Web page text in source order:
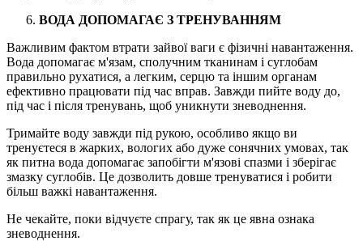
ВОДА ДОПОМАГАЄ З ТРЕНУВАННЯМ
Важливим фактом втрати зайвої ваги є фізичні навантаження.
Вода допомагає м'язам, сполучним тканинам і суглобам
правильно рухатися, а легким, серцю та іншим органам
ефективно працювати під час вправ. Завжди пийте воду до,
під час і після тренувань, щоб уникнути зневоднення.
Тримайте воду завжди під рукою, особливо якщо ви
тренуєтеся в жарких, вологих або дуже сонячних умовах, так
як питна вода допомагає запобігти м'язові спазми і зберігає
змазку суглобів. Це дозволить довше тренуватися і робити
більш важкі навантаження.
Не чекайте, поки відчуєте спрагу, так як це явна ознака
зневоднення.